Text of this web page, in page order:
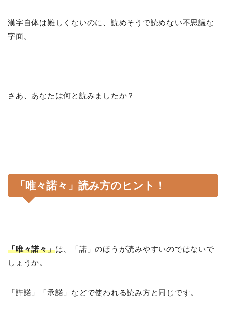
漢字自体は難しくないのに、読めそうで読めない不思議な
字面。
さあ、あなたは何と読みましたか？
「唯々諾々」読み方のヒント！
「唯々諾々」は、「諾」のほうが読みやすいのではないで
しょうか。
「許諾」「承諾」などで使われる読み方と同じです。